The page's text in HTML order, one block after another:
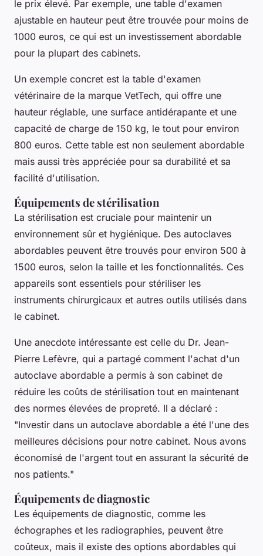
le prix élevé. Par exemple, une table d'examen
ajustable en hauteur peut être trouvée pour moins de
1000 euros, ce qui est un investissement abordable
pour la plupart des cabinets.
Un exemple concret est la table d'examen
vétérinaire de la marque VetTech, qui offre une
hauteur réglable, une surface antidérapante et une
capacité de charge de 150 kg, le tout pour environ
800 euros. Cette table est non seulement abordable
mais aussi très appréciée pour sa durabilité et sa
facilité d'utilisation.
Équipements de stérilisation
La stérilisation est cruciale pour maintenir un
environnement sûr et hygiénique. Des autoclaves
abordables peuvent être trouvés pour environ 500 à
1500 euros, selon la taille et les fonctionnalités. Ces
appareils sont essentiels pour stériliser les
instruments chirurgicaux et autres outils utilisés dans
le cabinet.
Une anecdote intéressante est celle du Dr. Jean-
Pierre Lefèvre, qui a partagé comment l'achat d'un
autoclave abordable a permis à son cabinet de
réduire les coûts de stérilisation tout en maintenant
des normes élevées de propreté. Il a déclaré :
"Investir dans un autoclave abordable a été l'une des
meilleures décisions pour notre cabinet. Nous avons
économisé de l'argent tout en assurant la sécurité de
nos patients."
Équipements de diagnostic
Les équipements de diagnostic, comme les
échographes et les radiographies, peuvent être
coûteux, mais il existe des options abordables qui